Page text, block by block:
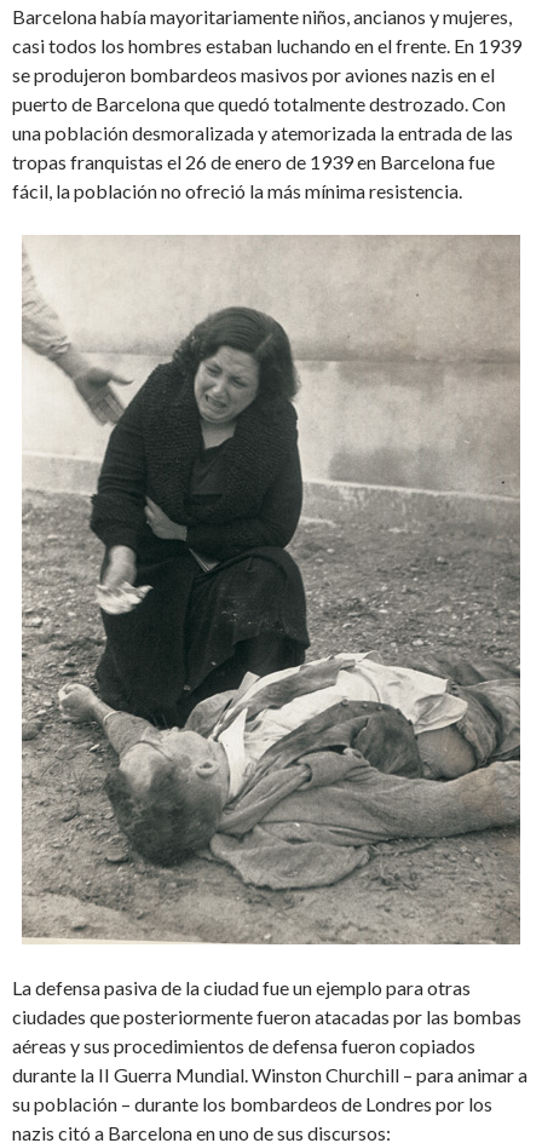
Barcelona había mayoritariamente niños, ancianos y mujeres,
casi todos los hombres estaban luchando en el frente. En 1939
se produjeron bombardeos masivos por aviones nazis en el
puerto de Barcelona que quedó totalmente destrozado. Con
una población desmoralizada y atemorizada la entrada de las
tropas franquistas el 26 de enero de 1939 en Barcelona fue
fácil, la población no ofreció la más mínima resistencia.
La defensa pasiva de la ciudad fue un ejemplo para otras
ciudades que posteriormente fueron atacadas por las bombas
aéreas y sus procedimientos de defensa fueron copiados
durante la II Guerra Mundial. Winston Churchill – para animar a
su población – durante los bombardeos de Londres por los
nazis citó a Barcelona en uno de sus discursos: